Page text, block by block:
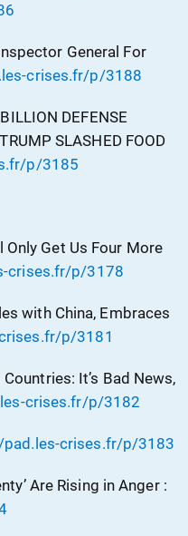
General For
crises.fr/p/3188
DEFENSE
SLASHED FOOD
p/3185
Get Us Four More
crises.fr/p/3178
with China, Embraces
p/3181
It’s Bad News,
crises.fr/p/3182
pad.les-crises.fr/p/3183
Are Rising in Anger :